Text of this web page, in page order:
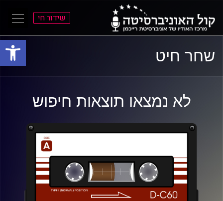
פתח
התפריט
הראשי
התוכן
הראשי
שידור חי
שחר חיט
לא נמצאו תוצאות חיפוש